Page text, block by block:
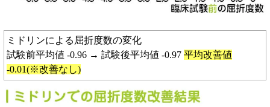
ミドリンによる屈折度数の変化
試験前平均値 -0.96 → 試験後平均値 -0.97平均改善値
-0.01(※改善なし)